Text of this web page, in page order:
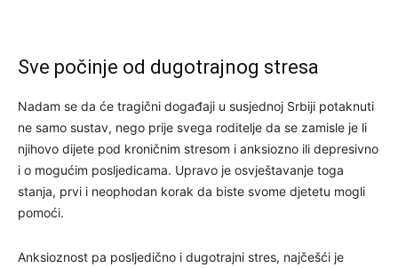
Sve počinje od dugotrajnog stresa
Nadam se da će tragični događaji u susjednoj Srbiji potaknuti
ne samo sustav, nego prije svega roditelje da se zamisle je li
njihovo dijete pod kroničnim stresom i anksiozno ili depresivno
i o mogućim posljedicama. Upravo je osvještavanje toga
stanja, prvi i neophodan korak da biste svome djetetu mogli
pomoći.
Anksioznost pa posljedično i dugotrajni stres, najčešći je